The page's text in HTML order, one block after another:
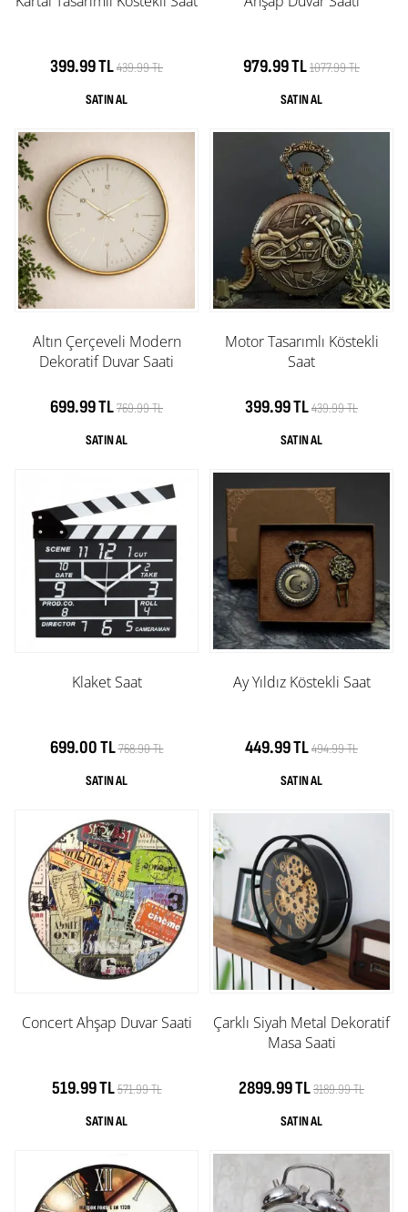
399.99 TL439.99 TL 979.99 TL1077.99 TL
Altın Çerçeveli Modern
Dekoratif Duvar Saati
699.99 TL769.99 TL
Motor Tasarımlı Köstekli
Saat
399.99 TL439.99 TL
Klaket Saat
699.00 TL768.90 TL
Ay Yıldız Köstekli Saat
449.99 TL494.99 TL
Concert Ahşap Duvar Saati
519.99 TL571.99 TL
Çarklı Siyah Metal Dekoratif
Masa Saati
2899.99 TL3189.99 TL